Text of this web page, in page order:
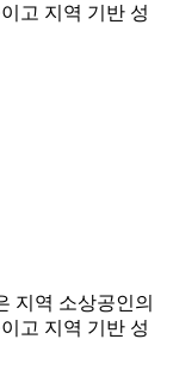
고 지역 기반 성
지역 소상공인의
고 지역 기반 성